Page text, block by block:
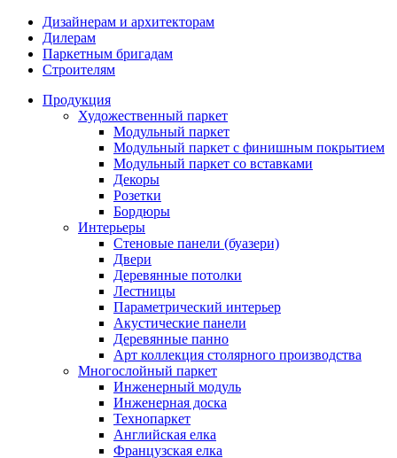
Дизайнерам и архитекторам
Дилерам
Паркетным бригадам
Строителям
Продукция
Художественный паркет
Модульный паркет
Модульный паркет с финишным покрытием
Модульный паркет со вставками
Декоры
Розетки
Бордюры
Интерьеры
Стеновые панели (буазери)
Двери
Деревянные потолки
Лестницы
Параметрический интерьер
Акустические панели
Деревянные панно
Арт коллекция столярного производства
Многослойный паркет
Инженерный модуль
Инженерная доска
Технопаркет
Английская елка
Французская елка